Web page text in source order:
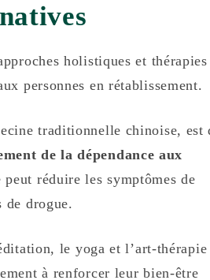
holistiques et thérapies
personnes en rétablissement.
traditionnelle chinoise, est
de la dépendance aux
réduire les symptômes de
de drogue.
le yoga et l’art-thérapie
à renforcer leur bien-être